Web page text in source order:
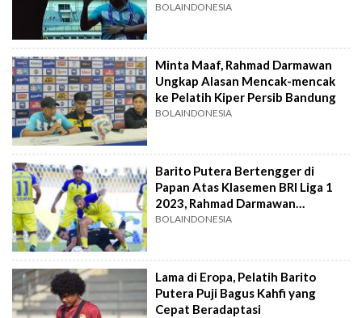
BOLAINDONESIA
Minta Maaf, Rahmad Darmawan
Ungkap Alasan Mencak-mencak
ke Pelatih Kiper Persib Bandung
BOLAINDONESIA
Barito Putera Bertengger di
Papan Atas Klasemen BRI Liga 1
2023, Rahmad Darmawan
Beberkan Resepnya
BOLAINDONESIA
Lama di Eropa, Pelatih Barito
Putera Puji Bagus Kahfi yang
Cepat Beradaptasi